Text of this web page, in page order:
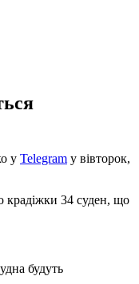
у Telegram у вівторок,
крадіжки 34 суден, що
будуть